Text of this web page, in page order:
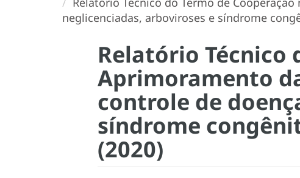
neglicenciadas, arboviroses e síndrome
Relatório Técnico
Aprimoramento
controle de
síndrome
(2020)